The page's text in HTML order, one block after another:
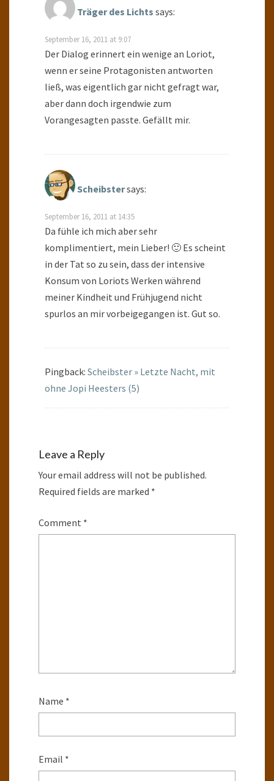
Träger des Lichts says:
September 16, 2011 at 9:07
Der Dialog erinnert ein wenige an Loriot,
wenn er seine Protagonisten antworten
ließ, was eigentlich gar nicht gefragt war,
aber dann doch irgendwie zum
Vorangesagten passte. Gefällt mir.
Scheibstersays:
September 16, 2011 at 14:35
Da fühle ich mich aber sehr
komplimentiert, mein Lieber! 🙂 Es scheint
in der Tat so zu sein, dass der intensive
Konsum von Loriots Werken während
meiner Kindheit und Frühjugend nicht
spurlos an mir vorbeigegangen ist. Gut so.
Pingback: Scheibster » Letzte Nacht, mit
ohne Jopi Heesters (5)
Leave a Reply
Your email address will not be published.
Required fields are marked *
Comment *
Name *
Email *